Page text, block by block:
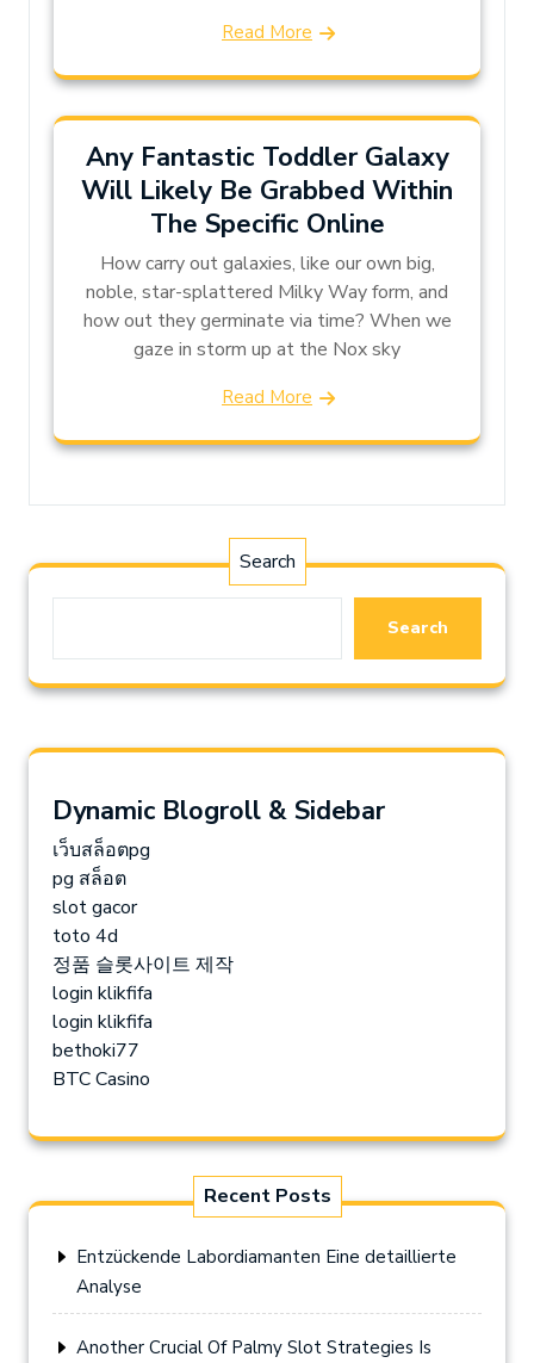
Read More
Any Fantastic Toddler Galaxy
Will Likely Be Grabbed Within
The Specific Online
How carry out galaxies, like our own big,
noble, star-splattered Milky Way form, and
how out they germinate via time? When we
gaze in storm up at the Nox sky
Read More
Search
Search
Dynamic Blogroll & Sidebar
เว็บสล็อตpg
pg สล็อต
slot gacor
toto 4d
정품 슬롯사이트 제작
login klikfifa
login klikfifa
bethoki77
BTC Casino
Recent Posts
Entzückende Labordiamanten Eine detaillierte
Analyse
Another Crucial Of Palmy Slot Strategies Is